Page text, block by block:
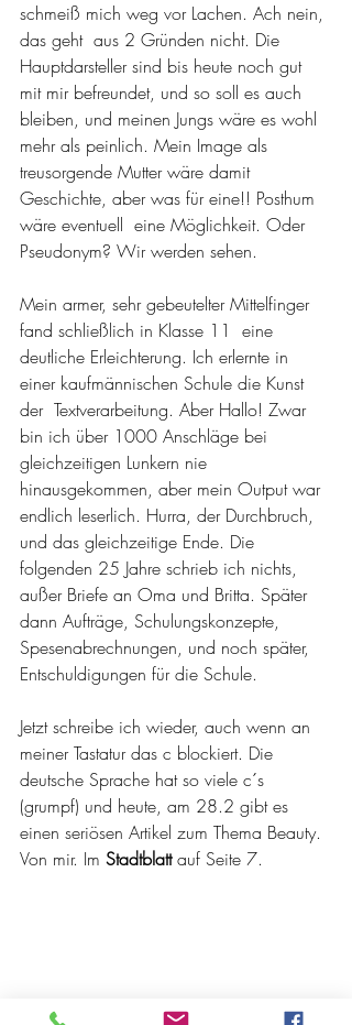
schmeiß mich weg vor Lachen. Ach nein,
das geht  aus 2 Gründen nicht. Die
Hauptdarsteller sind bis heute noch gut
mit mir befreundet, und so soll es auch
bleiben, und meinen Jungs wäre es wohl
mehr als peinlich. Mein Image als
treusorgende Mutter wäre damit
Geschichte, aber was für eine!! Posthum
wäre eventuell  eine Möglichkeit. Oder
Pseudonym? Wir werden sehen.
Mein armer, sehr gebeutelter Mittelfinger
fand schließlich in Klasse 11  eine
deutliche Erleichterung. Ich erlernte in
einer kaufmännischen Schule die Kunst
der  Textverarbeitung. Aber Hallo! Zwar
bin ich über 1000 Anschläge bei
gleichzeitigen Lunkern nie
hinausgekommen, aber mein Output war
endlich leserlich. Hurra, der Durchbruch,
und das gleichzeitige Ende. Die
folgenden 25 Jahre schrieb ich nichts,
außer Briefe an Oma und Britta. Später
dann Aufträge, Schulungskonzepte,
Spesenabrechnungen, und noch später,
Entschuldigungen für die Schule.
Jetzt schreibe ich wieder, auch wenn an
meiner Tastatur das c blockiert. Die
deutsche Sprache hat so viele c´s
(grumpf) und heute, am 28.2 gibt es
einen seriösen Artikel zum Thema Beauty.
Von mir. Im Stadtblatt auf Seite 7.